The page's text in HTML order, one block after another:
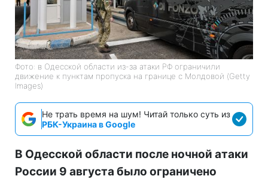
Фото: в Одесской области из-за атаки РФ ограничили
движение к пунктам пропуска на границе с Молдовой (Getty
Images)
Не трать время на шум! Читай только суть из
РБК-Украина в Google
В Одесской области после ночной атаки
России 9 августа было ограничено